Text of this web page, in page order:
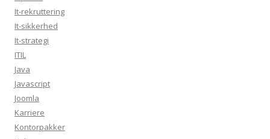
It-rekruttering
It-sikkerhed
It-strategi
ITIL
Java
Javascript
Joomla
Karriere
Kontorpakker